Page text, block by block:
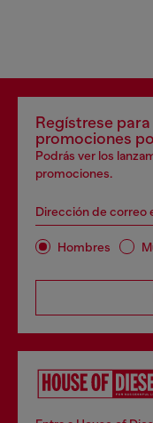
Regístrese
promociones
Podrás ver los
promociones.
Dirección de correo
Hombres